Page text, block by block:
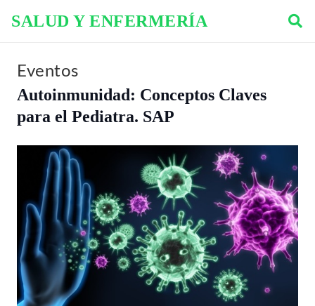
SALUD Y ENFERMERÍA
Eventos
Autoinmunidad: Conceptos Claves
para el Pediatra. SAP